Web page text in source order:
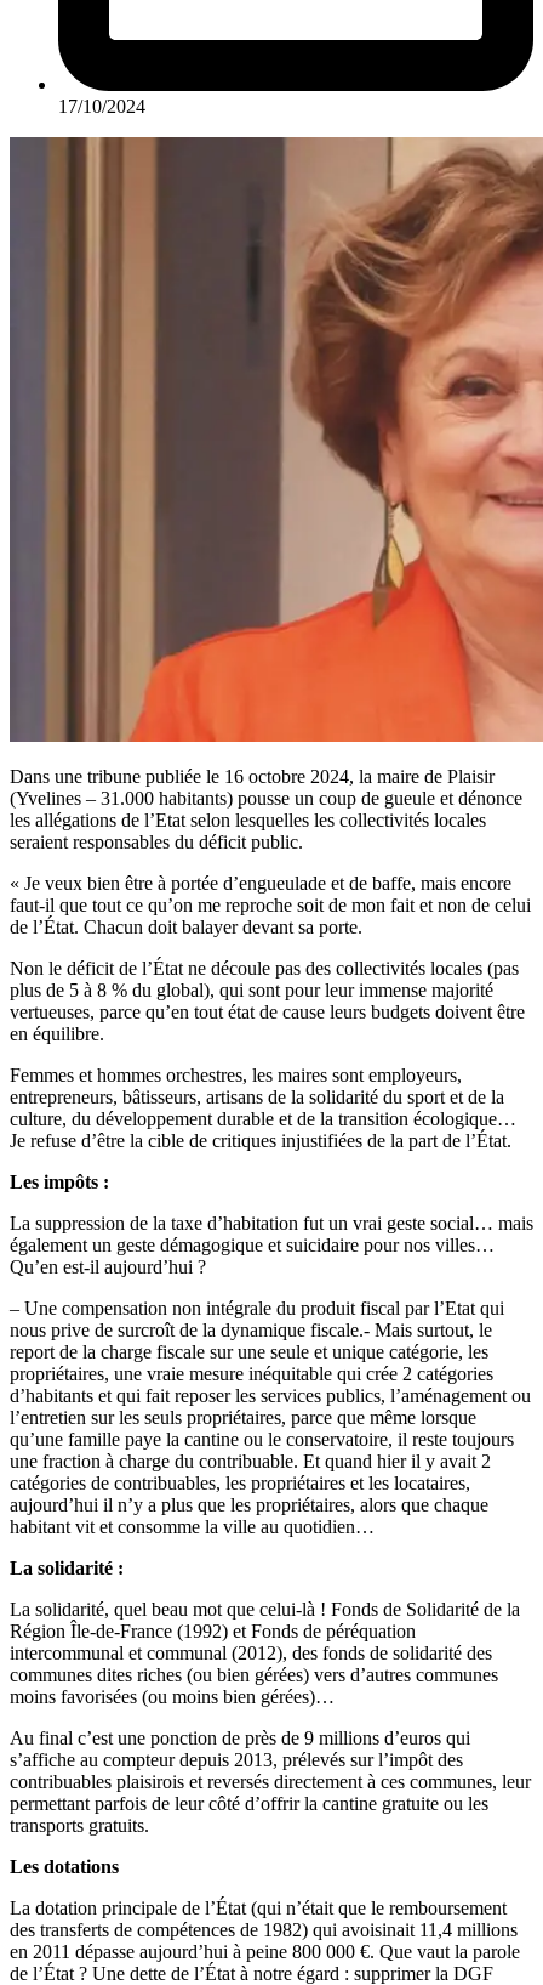
17/10/2024
Dans une tribune publiée le 16 octobre 2024, la maire de Plaisir
(Yvelines – 31.000 habitants) pousse un coup de gueule et dénonce
les allégations de l’Etat selon lesquelles les collectivités locales
seraient responsables du déficit public.
« Je veux bien être à portée d’engueulade et de baffe, mais encore
faut-il que tout ce qu’on me reproche soit de mon fait et non de celui
de l’État. Chacun doit balayer devant sa porte.
Non le déficit de l’État ne découle pas des collectivités locales (pas
plus de 5 à 8 % du global), qui sont pour leur immense majorité
vertueuses, parce qu’en tout état de cause leurs budgets doivent être
en équilibre.
Femmes et hommes orchestres, les maires sont employeurs,
entrepreneurs, bâtisseurs, artisans de la solidarité du sport et de la
culture, du développement durable et de la transition écologique…
Je refuse d’être la cible de critiques injustifiées de la part de l’État.
Les impôts :
La suppression de la taxe d’habitation fut un vrai geste social… mais
également un geste démagogique et suicidaire pour nos villes…
Qu’en est-il aujourd’hui ?
– Une compensation non intégrale du produit fiscal par l’Etat qui
nous prive de surcroît de la dynamique fiscale.- Mais surtout, le
report de la charge fiscale sur une seule et unique catégorie, les
propriétaires, une vraie mesure inéquitable qui crée 2 catégories
d’habitants et qui fait reposer les services publics, l’aménagement ou
l’entretien sur les seuls propriétaires, parce que même lorsque
qu’une famille paye la cantine ou le conservatoire, il reste toujours
une fraction à charge du contribuable. Et quand hier il y avait 2
catégories de contribuables, les propriétaires et les locataires,
aujourd’hui il n’y a plus que les propriétaires, alors que chaque
habitant vit et consomme la ville au quotidien…
La solidarité :
La solidarité, quel beau mot que celui-là ! Fonds de Solidarité de la
Région Île-de-France (1992) et Fonds de péréquation
intercommunal et communal (2012), des fonds de solidarité des
communes dites riches (ou bien gérées) vers d’autres communes
moins favorisées (ou moins bien gérées)…
Au final c’est une ponction de près de 9 millions d’euros qui
s’affiche au compteur depuis 2013, prélevés sur l’impôt des
contribuables plaisirois et reversés directement à ces communes, leur
permettant parfois de leur côté d’offrir la cantine gratuite ou les
transports gratuits.
Les dotations
La dotation principale de l’État (qui n’était que le remboursement
des transferts de compétences de 1982) qui avoisinait 11,4 millions
en 2011 dépasse aujourd’hui à peine 800 000 €. Que vaut la parole
de l’État ? Une dette de l’État à notre égard : supprimer la DGF